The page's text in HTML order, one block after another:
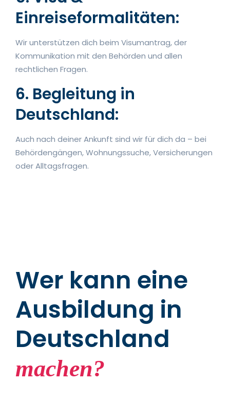
Einreiseformalitäten:
Wir unterstützen dich beim Visumantrag, der
Kommunikation mit den Behörden und allen
rechtlichen Fragen.
6. Begleitung in
Deutschland:
Auch nach deiner Ankunft sind wir für dich da – bei
Behördengängen, Wohnungssuche, Versicherungen
oder Alltagsfragen.
Wer kann eine
Ausbildung in
Deutschland
machen?